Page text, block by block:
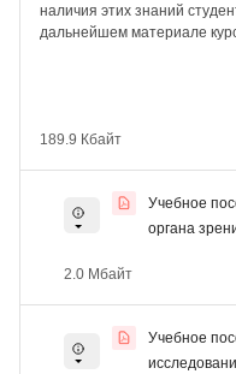
наличия этих знаний
дальнейшем материале
189.9 Кбайт
Учебное
органа
2.0 Мбайт
Учебное